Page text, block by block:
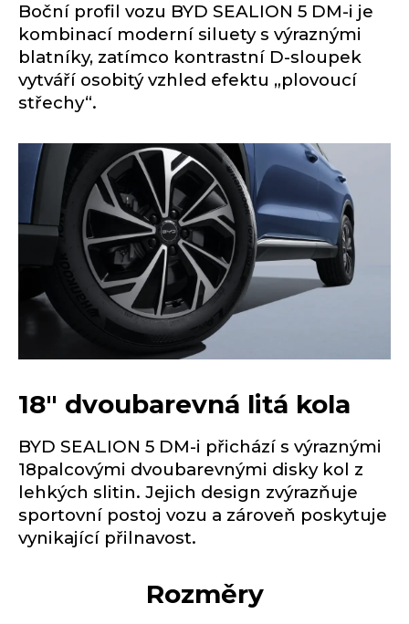
Boční profil vozu BYD SEALION 5 DM-i je
kombinací moderní siluety s výraznými
blatníky, zatímco kontrastní D-sloupek
vytváří osobitý vzhled efektu „plovoucí
střechy“.
18″ dvoubarevná litá kola
BYD SEALION 5 DM-i přichází s výraznými
18palcovými dvoubarevnými disky kol z
lehkých slitin. Jejich design zvýrazňuje
sportovní postoj vozu a zároveň poskytuje
vynikající přilnavost.
Rozměry